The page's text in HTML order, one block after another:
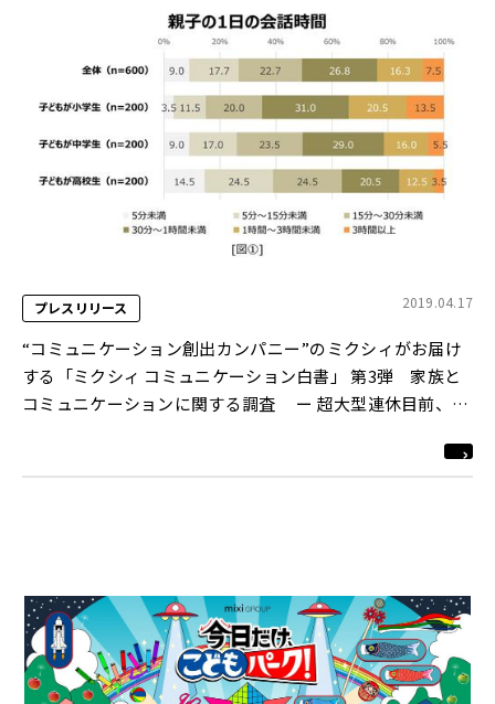
プレスリリース 2019.04.17
“コミュニケーション創出カンパニー”のミクシィがお届け
する「ミクシィ コミュニケーション白書」 第3弾 家族と
コミュニケーションに関する調査 ー 超大型連休目前、家